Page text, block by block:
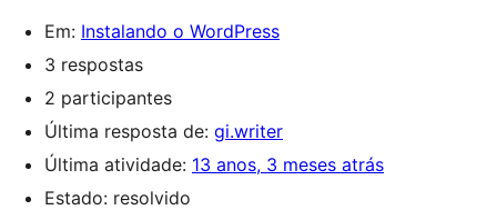
Em: Instalando o WordPress
3 respostas
2 participantes
Última resposta de: gi.writer
Última atividade: 13 anos, 3 meses atrás
Estado: resolvido